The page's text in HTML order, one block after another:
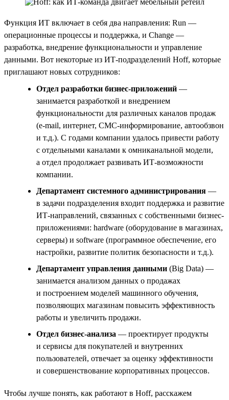
Функция ИТ включает в себя два направления: Run —
операционные процессы и поддержка, и Change —
разработка, внедрение функциональности и управление
данными. Вот некоторые из ИТ-подразделений Hoff, которые
приглашают новых сотрудников:
Отдел разработки бизнес-приложений —
занимается разработкой и внедрением
функциональности для различных каналов продаж
(e-mail, интернет, СМС-информирование, автообзвон
и т.д.). С годами компании удалось привести работу
с отдельными каналами к омниканальной модели,
а отдел продолжает развивать ИТ-возможности
компании.
Департамент системного администрирования —
в задачи подразделения входит поддержка и развитие
ИТ-направлений, связанных с собственными бизнес-
приложениями: hardware (оборудование в магазинах,
серверы) и software (программное обеспечение, его
настройки, развитие политик безопасности и т.д.).
Департамент управления данными (Big Data) —
занимается анализом данных о продажах
и построением моделей машинного обучения,
позволяющих магазинам повысить эффективность
работы и увеличить продажи.
Отдел бизнес-анализа — проектирует продукты
и сервисы для покупателей и внутренних
пользователей, отвечает за оценку эффективности
и совершенствование корпоративных процессов.
Чтобы лучше понять, как работают в Hoff, расскажем